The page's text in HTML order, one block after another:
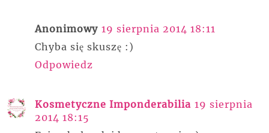
Anonimowy 19 sierpnia 2014 18:11
Chyba się skuszę :)
Odpowiedz
Kosmetyczne Imponderabilia 19 sierpnia
2014 18:15